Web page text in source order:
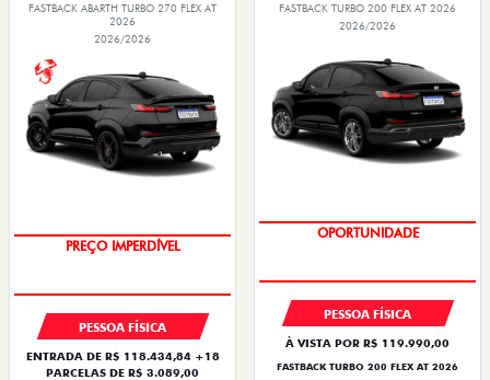
FASTBACK ABARTH TURBO 270 FLEX AT
2026
2026/2026
TAXA ZERO
PESSOA FÍSICA
ENTRADA DE R$ 118.434,84 +18
PARCELAS DE R$ 3.089,00
FASTBACK TURBO 200 FLEX AT 2026
2026/2026
OPORTUNIDADE
PESSOA FÍSICA
À VISTA POR R$ 119.990,00
FASTBACK TURBO 200 FLEX AT 2026